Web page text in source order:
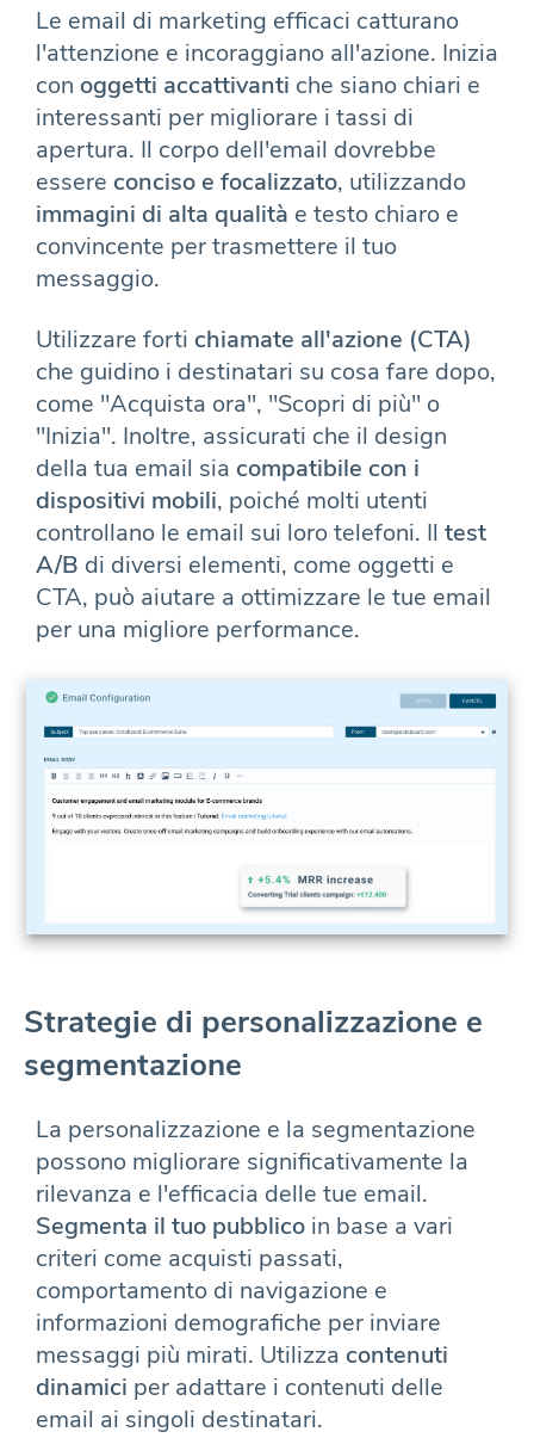
Le email di marketing efficaci catturano
l'attenzione e incoraggiano all'azione. Inizia
con oggetti accattivanti che siano chiari e
interessanti per migliorare i tassi di
apertura. Il corpo dell'email dovrebbe
essere conciso e focalizzato, utilizzando
immagini di alta qualità e testo chiaro e
convincente per trasmettere il tuo
messaggio.
Utilizzare forti chiamate all'azione (CTA)
che guidino i destinatari su cosa fare dopo,
come "Acquista ora", "Scopri di più" o
"Inizia". Inoltre, assicurati che il design
della tua email sia compatibile con i
dispositivi mobili, poiché molti utenti
controllano le email sui loro telefoni. Il test
A/B di diversi elementi, come oggetti e
CTA, può aiutare a ottimizzare le tue email
per una migliore performance.
Strategie di personalizzazione e
segmentazione
La personalizzazione e la segmentazione
possono migliorare significativamente la
rilevanza e l'efficacia delle tue email.
Segmenta il tuo pubblico in base a vari
criteri come acquisti passati,
comportamento di navigazione e
informazioni demografiche per inviare
messaggi più mirati. Utilizza contenuti
dinamici per adattare i contenuti delle
email ai singoli destinatari.